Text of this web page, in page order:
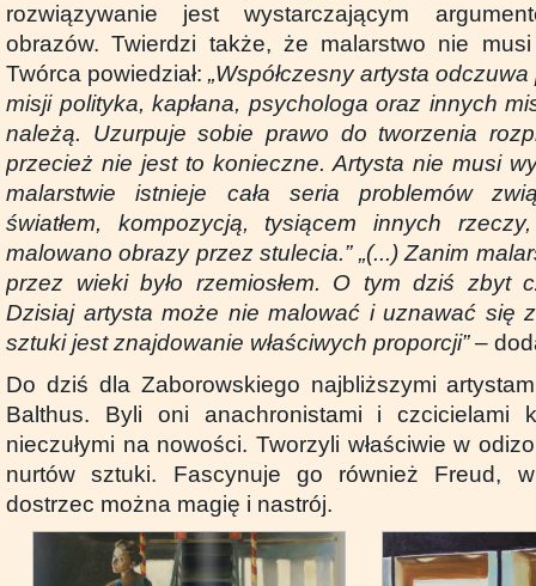
rozwiązywanie jest wystarczającym
obrazów. Twierdzi także, że malarstwo nie
Twórca powiedział: „Współczesny artysta
misji polityka, kapłana, psychologa oraz innych
należą. Uzurpuje sobie prawo do tworzenia
przecież nie jest to konieczne. Artysta nie musi
malarstwie istnieje cała seria problemów
światłem, kompozycją, tysiącem innych
malowano obrazy przez stulecia.” „(...) Zanim
przez wieki było rzemiosłem. O tym dziś zbyt
Dzisiaj artysta może nie malować i uznawać się
sztuki jest znajdowanie właściwych proporcji”–
Do dziś dla Zaborowskiego najbliższymi
Balthus. Byli oni anachronistami i czcicielami
nieczułymi na nowości. Tworzyli właściwie w
nurtów sztuki. Fascynuje go również Freud,
dostrzec można magię i nastrój.